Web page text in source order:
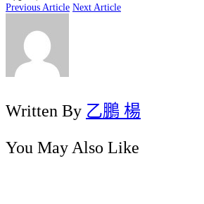
Previous Article Next Article
Written By 乙鵬 楊
You May Also Like